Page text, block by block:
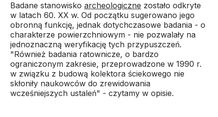
Badane stanowisko archeologiczne zostało odkryte
w latach 60. XX w. Od początku sugerowano jego
obronną funkcję, jednak dotychczasowe badania - o
charakterze powierzchniowym - nie pozwalały na
jednoznaczną weryfikację tych przypuszczeń.
"Również badania ratownicze, o bardzo
ograniczonym zakresie, przeprowadzone w 1990 r.
w związku z budową kolektora ściekowego nie
skłoniły naukowców do zrewidowania
wcześniejszych ustaleń" - czytamy w opisie.